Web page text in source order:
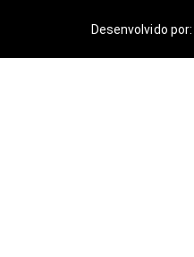
Desenvolvido por: